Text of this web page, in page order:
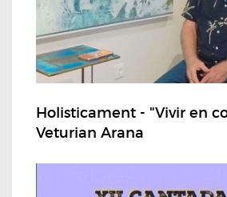
Holisticament - "Vivir en
Veturian Arana